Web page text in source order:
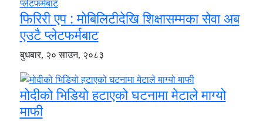
फिरिरी एप : मोबिलिटीदेखि शिक्षासम्मका सेवा अब
एउटै प्लेटफर्मबाट
बुधबार, २० साउन, २०८३
मोदीको भिडियो हटाएको घटनामा मेटाले माग्यो
माफी